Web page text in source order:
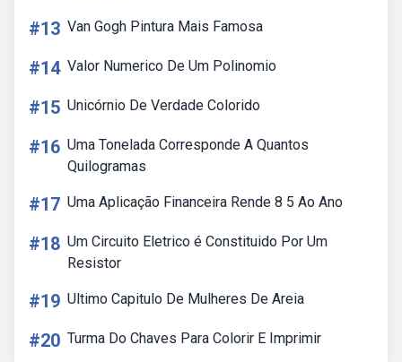
#13 Van Gogh Pintura Mais Famosa
#14 Valor Numerico De Um Polinomio
#15 Unicórnio De Verdade Colorido
#16 Uma Tonelada Corresponde A Quantos
Quilogramas
#17 Uma Aplicação Financeira Rende 8 5 Ao Ano
#18 Um Circuito Eletrico é Constituido Por Um
Resistor
#19 Ultimo Capitulo De Mulheres De Areia
#20 Turma Do Chaves Para Colorir E Imprimir